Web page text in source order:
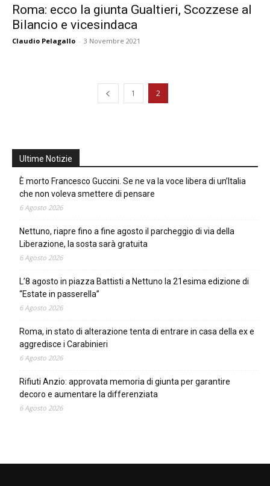
Roma: ecco la giunta Gualtieri, Scozzese al
Bilancio e vicesindaca
Claudio Pelagallo - 3 Novembre 2021
1 2
Ultime Notizie
È morto Francesco Guccini. Se ne va la voce libera di un’Italia
che non voleva smettere di pensare
6 Agosto 2026
Nettuno, riapre fino a fine agosto il parcheggio di via della
Liberazione, la sosta sarà gratuita
6 Agosto 2026
L’8 agosto in piazza Battisti a Nettuno la 21esima edizione di
“Estate in passerella”
6 Agosto 2026
Roma, in stato di alterazione tenta di entrare in casa della ex e
aggredisce i Carabinieri
6 Agosto 2026
Rifiuti Anzio: approvata memoria di giunta per garantire
decoro e aumentare la differenziata
6 Agosto 2026